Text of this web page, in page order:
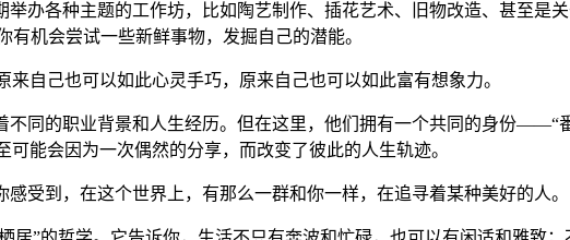
办各种主题的工作坊，比如陶艺制作、插花艺术、旧物改造、甚至是
机会尝试一些新鲜事物，发掘自己的潜能。
自己也可以如此心灵手巧，原来自己也可以如此富有想象力。
不同的职业背景和人生经历。但在这里，他们拥有一个共同的身份——“
能会因为一次偶然的分享，而改变了彼此的人生轨迹。
受到，在这个世界上，有那么一群和你一样，在追寻着某种美好的人。